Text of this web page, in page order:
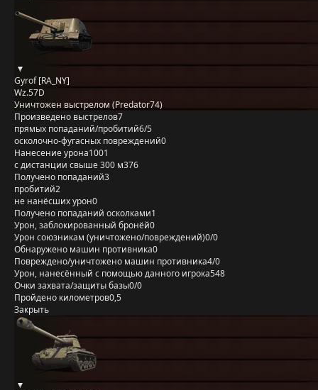
Gyrof [RA_NY]
Wz.57D
Уничтожен выстрелом (Predator74)
Произведено выстрелов7
прямых попаданий/пробитий6/5
осколочно-фугасных повреждений0
Нанесение урона1001
с дистанции свыше 300 м376
Получено попаданий3
пробитий2
не нанёсших урон0
Получено попаданий осколками1
Урон, заблокированный бронёй0
Урон союзникам (уничтожено/повреждений)0/0
Обнаружено машин противника0
Повреждено/уничтожено машин противника4/0
Урон, нанесённый с помощью данного игрока548
Очки захвата/защиты базы0/0
Пройдено километров0,5
Закрыть